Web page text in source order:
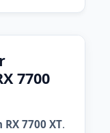
7700
RX 7700 XT.